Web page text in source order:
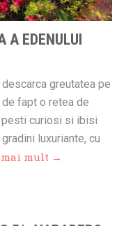
A EDENULUI
greutatea pe
fapt o retea de
pesti curiosi si ibisi
luxuriante, cu
mai mult →